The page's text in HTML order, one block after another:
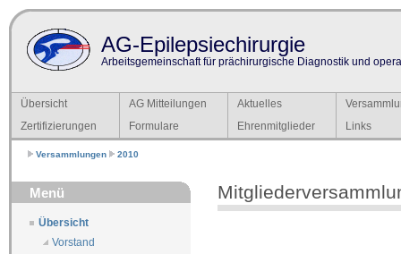
AG-Epilepsiechirurgie
Arbeitsgemeinschaft für prächirurgische Diagnostik und
Übersicht AG Mitteilungen Aktuelles
Zertifizierungen
Formulare Ehrenmitglieder Links
Versammlungen 2010
Menü
Übersicht
Vorstand